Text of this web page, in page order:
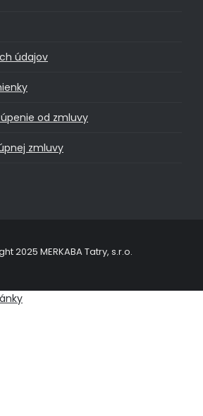
údajov
od zmluvy
zmluvy
2025 MERKABA Tatry, s.r.o.